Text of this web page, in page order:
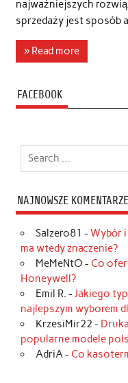
najważniejszych
sprzedaży jest sposób
» Read more
FACEBOOK
NAJNOWSZE KOMENTARZE
Salzero81 - Wybór
ma wtedy znaczenie?
MeMeNtO - Co
Honeywell?
Emil R. - Jakiego
najlepszym wyborem
KrzesiMir22 -
popularne modele
AdriA- Co